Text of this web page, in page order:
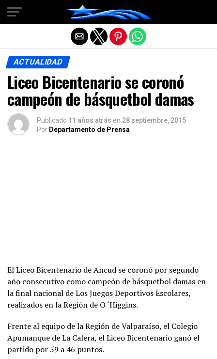
ACTUALIDAD
Liceo Bicentenario se coronó
campeón de básquetbol damas
Publicado 11 años atrás en 28 septiembre, 2015
Por Departamento de Prensa
El Liceo Bicentenario de Ancud se coronó por segundo
año consecutivo como campeón de básquetbol damas en
la final nacional de Los Juegos Deportivos Escolares,
realizados en la Región de O ‘Higgins.
Frente al equipo de la Región de Valparaíso, el Colegio
Apumanque de La Calera, el Liceo Bicentenario ganó el
partido por 59 a 46 puntos.
Salir de la versión móvil